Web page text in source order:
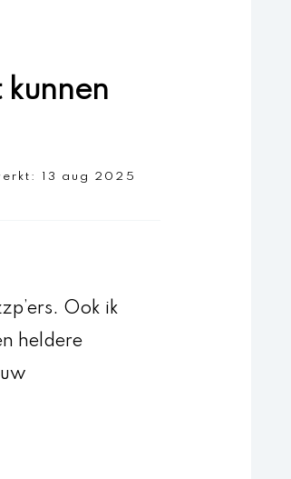
kunnen
13 aug 2025
Ook ik
heldere